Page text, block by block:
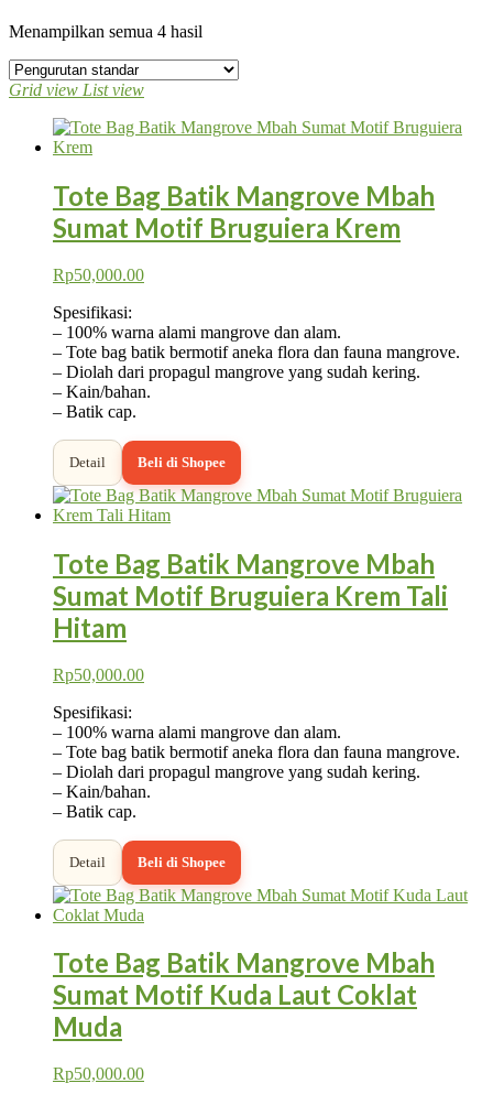
Menampilkan semua 4 hasil
Grid view List view
Tote Bag Batik Mangrove Mbah
Sumat Motif Bruguiera Krem
Rp50,000.00
Spesifikasi:
– 100% warna alami mangrove dan alam.
– Tote bag batik bermotif aneka flora dan fauna mangrove.
– Diolah dari propagul mangrove yang sudah kering.
– Kain/bahan.
– Batik cap.
Detail Beli di Shopee
Tote Bag Batik Mangrove Mbah
Sumat Motif Bruguiera Krem Tali
Hitam
Rp50,000.00
Spesifikasi:
– 100% warna alami mangrove dan alam.
– Tote bag batik bermotif aneka flora dan fauna mangrove.
– Diolah dari propagul mangrove yang sudah kering.
– Kain/bahan.
– Batik cap.
Detail Beli di Shopee
Tote Bag Batik Mangrove Mbah
Sumat Motif Kuda Laut Coklat
Muda
Rp50,000.00